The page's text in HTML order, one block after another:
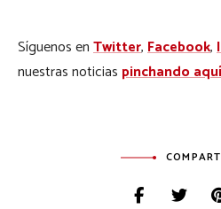
Síguenos enTwitter,Facebook,
nuestras noticias pinchando aquí